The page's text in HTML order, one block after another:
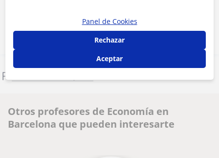
Contactar ahora
Otros profesores de Economía en
Barcelona que pueden interesarte
Panel de Cookies
Rechazar
Aceptar